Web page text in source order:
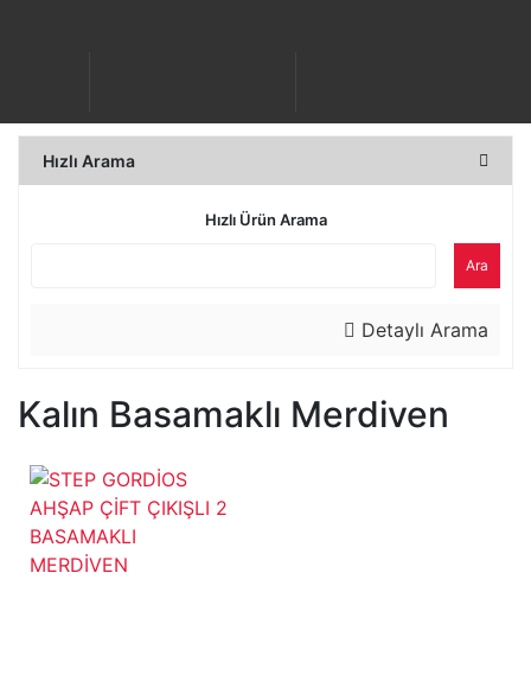
Hızlı Arama
Hızlı Ürün Arama
Ara
Detaylı Arama
Kalın Basamaklı Merdiven